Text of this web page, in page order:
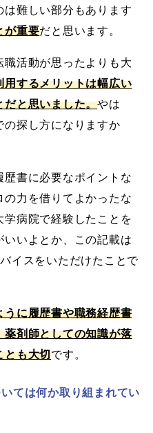
は難しい部分もあります
が重要だと思います。
活動が思ったよりも大
用するメリットは幅広い
だと思いました。やは
の探し方になりますか
書に必要なポイントな
の力を借りてよかったな
学病院で経験したことを
いいよとか、この記載は
イスをいただけたことで
うに履歴書や職務経歴書
剤師としての知識が落
とも大切です。
ては何か取り組まれてい